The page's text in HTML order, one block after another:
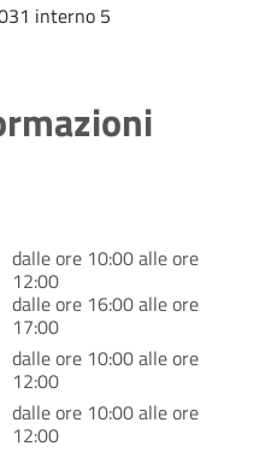
interno 5
dalle ore 10:00 alle ore
12:00
dalle ore 16:00 alle ore
17:00
dalle ore 10:00 alle ore
12:00
dalle ore 10:00 alle ore
12:00